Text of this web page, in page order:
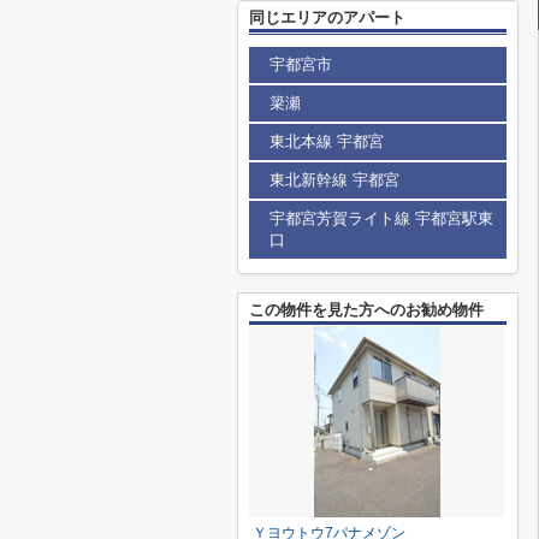
同じエリアのアパート
宇都宮市
簗瀬
東北本線 宇都宮
東北新幹線 宇都宮
宇都宮芳賀ライト線 宇都宮駅東
口
この物件を見た方へのお勧め物件
Ｙヨウトウ7パナメゾン